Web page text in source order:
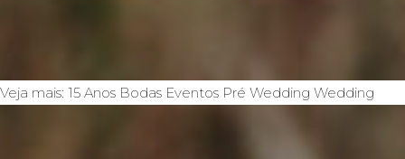
Veja mais: 15 Anos Bodas Eventos Pré Wedding Wedding